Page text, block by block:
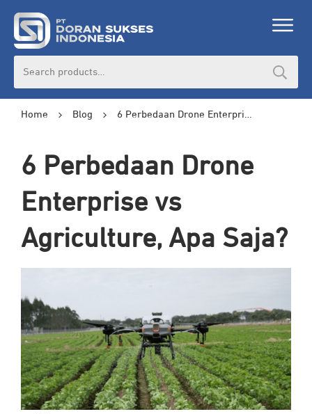
Home Blog 6 Perbedaan Drone Enterprise vs Agriculture, Apa Saja?
6 Perbedaan Drone
Enterprise vs
Agriculture, Apa Saja?